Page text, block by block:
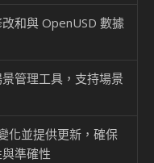
和與 OpenUSD 數據
管理工具，支持場景
化並提供更新，確保
準確性